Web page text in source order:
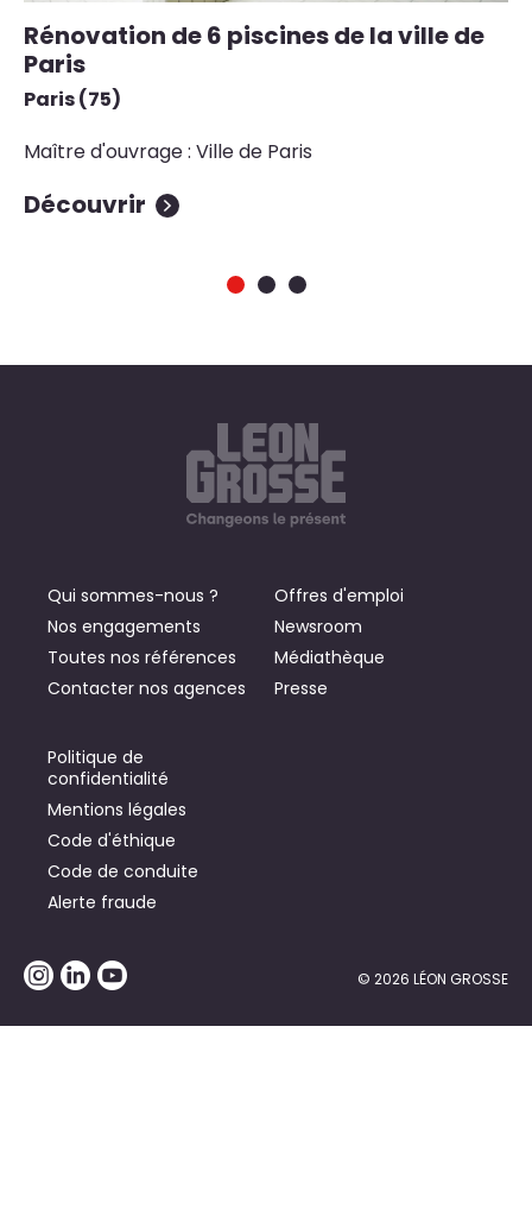
Rénovation de 6 piscines de la ville de
Paris
Paris (75)
Maître d'ouvrage : Ville de Paris
Découvrir
Qui sommes-nous ?
Nos engagements
Toutes nos références
Contacter nos agences
Offres d'emploi
Newsroom
Médiathèque
Presse
Politique de
confidentialité
Mentions légales
Code d'éthique
Code de conduite
Alerte fraude
© 2026 LÉON GROSSE